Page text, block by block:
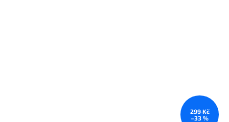
299 Kč
–33 %